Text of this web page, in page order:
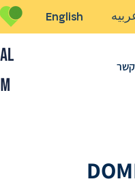
English
קשר